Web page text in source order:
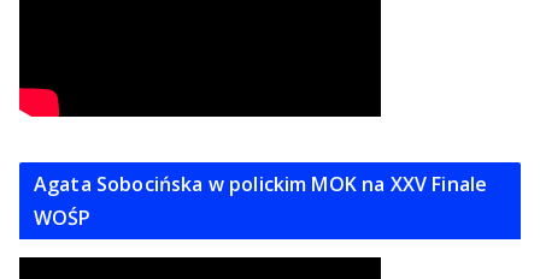
Agata Sobocińska w polickim MOK na XXV Finale
WOŚP